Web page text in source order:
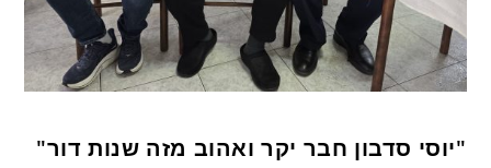
"יוסי סדבון חבר יקר ואהוב מזה שנות דור"